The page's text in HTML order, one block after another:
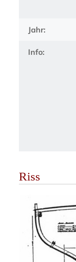
Jahr:
Info:
Riss